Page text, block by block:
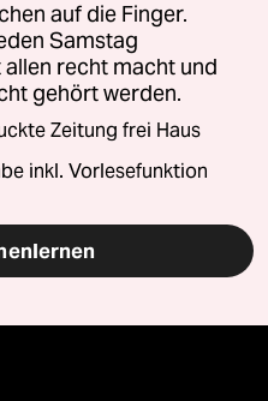
auf die Finger.
Samstag
recht macht und
gehört werden.
Zeitung frei Haus
inkl. Vorlesefunktion